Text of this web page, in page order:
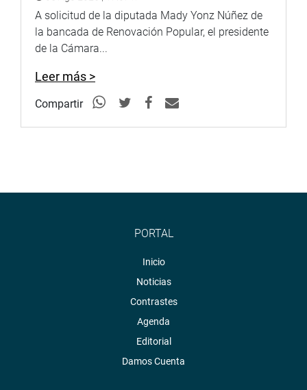
A solicitud de la diputada Mady Yonz Núñez de
la bancada de Renovación Popular, el presidente
de la Cámara...
Leer más >
Compartir
PORTAL
Inicio
Noticias
Contrastes
Agenda
Editorial
Damos Cuenta